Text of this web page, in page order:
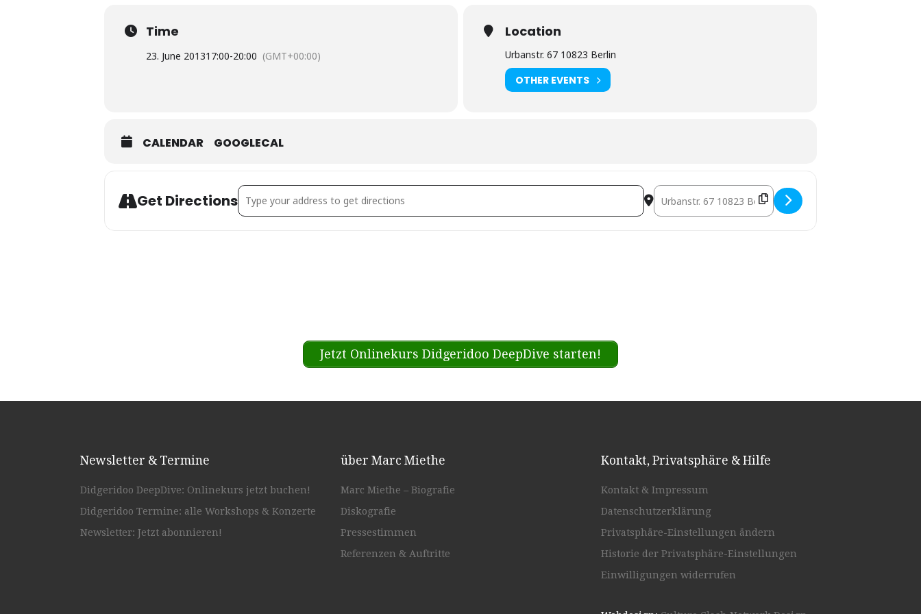
Time
23. June 201317:00-20:00 (GMT+00:00)
Location
Urbanstr. 67 10823 Berlin
OTHER EVENTS
CALENDAR GOOGLECAL
Get DirectionsAddress - Berlin: Marc mit Reina: "Zwischen Tag und Traum" (Liegekonzert) @ Shakti Yogaloft [MY81BEaN0]
Destination Address - Berlin: Marc mit Reina:
Jetzt Onlinekurs Didgeridoo DeepDive starten!
Newsletter & Termine
Didgeridoo DeepDive: Onlinekurs jetzt buchen!
Didgeridoo Termine: alle Workshops & Konzerte
Newsletter: Jetzt abonnieren!
über Marc Miethe
Marc Miethe – Biografie
Diskografie
Pressestimmen
Referenzen & Auftritte
Kontakt, Privatsphäre & Hilfe
Kontakt & Impressum
Datenschutzerklärung
Privatsphäre-Einstellungen ändern
Historie der Privatsphäre-Einstellungen
Einwilligungen widerrufen